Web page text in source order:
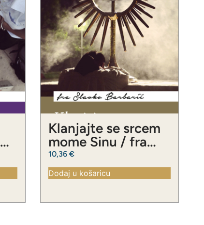
Klanjajte se srcem
mome Sinu / fra
Slavko Barbarić
10,36 €
Dodaj u košaricu